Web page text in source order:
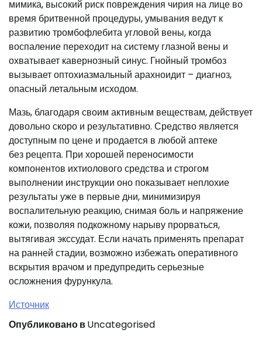
мимика, высокий риск повреждения чирия на лице во
время бритвенной процедуры, умывания ведут к
развитию тромбофлебита угловой вены, когда
воспаление переходит на систему глазной вены и
охватывает кавернозный синус. Гнойный тромбоз
вызывает оптохиазмальный арахноидит – диагноз,
опасный летальным исходом.
Мазь, благодаря своим активным веществам, действует
довольно скоро и результативно. Средство является
доступным по цене и продается в любой аптеке
без рецепта. При хорошей переносимости
компонентов ихтиолового средства и строгом
выполнении инструкции оно показывает неплохие
результаты уже в первые дни, минимизируя
воспалительную реакцию, снимая боль и напряжение
кожи, позволяя подкожному нарыву прорваться,
вытягивая экссудат. Если начать применять препарат
на ранней стадии, возможно избежать оперативного
вскрытия врачом и предупредить серьезные
осложнения фурункула.
Источник
Опубликовано вUncategorised